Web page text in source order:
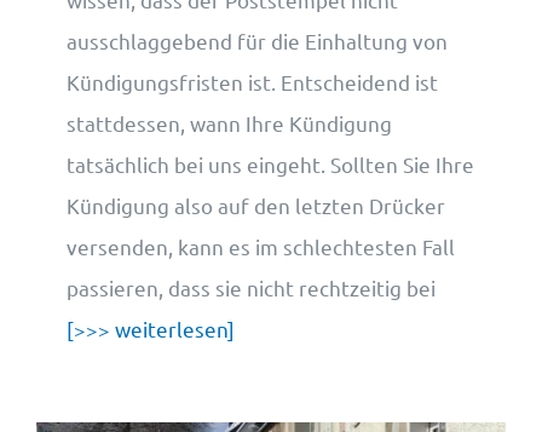
ausschlaggebend für die Einhaltung von
Kündigungsfristen ist. Entscheidend ist
stattdessen, wann Ihre Kündigung
tatsächlich bei uns eingeht. Sollten Sie Ihre
Kündigung also auf den letzten Drücker
versenden, kann es im schlechtesten Fall
passieren, dass sie nicht rechtzeitig bei
[>>> weiterlesen]